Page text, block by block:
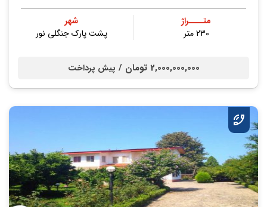
متــــراژ
230 متر
شهر
پشت پارک جنگلی نور
2,000,000,000 تومان / پیش پرداخت